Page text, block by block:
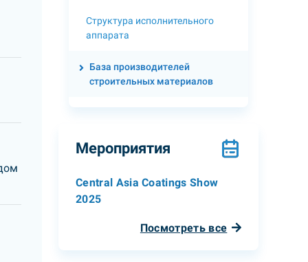
Структура исполнительного
аппарата
База производителей
строительных материалов
Мероприятия
Central Asia Coatings Show
2025
Посмотреть все